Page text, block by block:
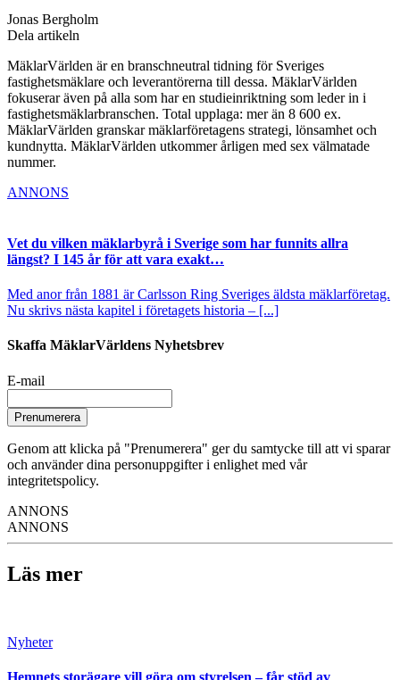
Jonas Bergholm
Dela artikeln
MäklarVärlden är en branschneutral tidning för Sveriges
fastighetsmäklare och leverantörerna till dessa. MäklarVärlden
fokuserar även på alla som har en studieinriktning som leder in i
fastighetsmäklarbranschen. Total upplaga: mer än 8 600 ex.
MäklarVärlden granskar mäklarföretagens strategi, lönsamhet och
kundnytta. MäklarVärlden utkommer årligen med sex välmatade
nummer.
ANNONS
Vet du vilken mäklarbyrå i Sverige som har funnits allra
längst? I 145 år för att vara exakt…
Med anor från 1881 är Carlsson Ring Sveriges äldsta mäklarföretag.
Nu skrivs nästa kapitel i företagets historia – [...]
Skaffa MäklarVärldens Nyhetsbrev
E-mail
Prenumerera
Genom att klicka på "Prenumerera" ger du samtycke till att vi sparar
och använder dina personuppgifter i enlighet med vår
integritetspolicy.
ANNONS
ANNONS
Läs mer
Nyheter
Hemnets storägare vill göra om styrelsen – får stöd av